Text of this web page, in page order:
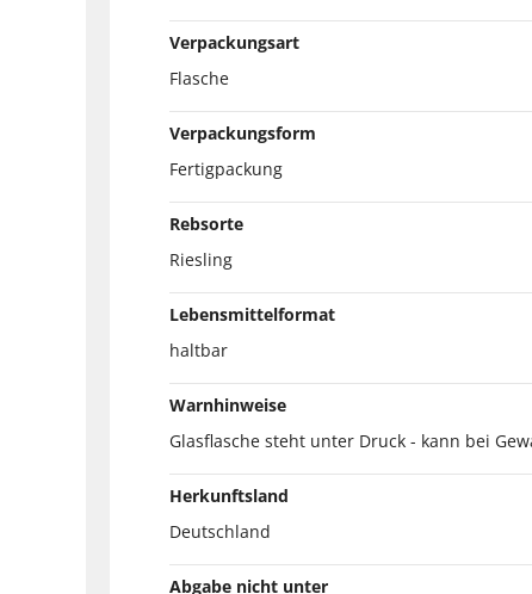
Verpackungsart
Flasche
Verpackungsform
Fertigpackung
Rebsorte
Riesling
Lebensmittelformat
haltbar
Warnhinweise
Glasflasche steht unter Druck - kann bei
Herkunftsland
Deutschland
Abgabe nicht unter